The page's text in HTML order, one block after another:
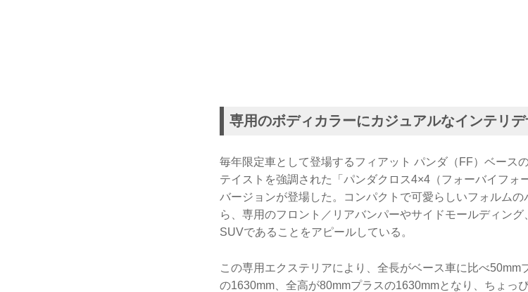
専用のボディカラーにカジュアルなインテリ
毎年限定車として登場するフィアット パンダ（FF）ベース
テイストを強調された「パンダクロス4×4（フォーバイフォ
バージョンが登場した。コンパクトで可愛らしいフォルム
ら、専用のフロント／リアバンパーやサイドモールディン
SUVであることをアピールしている。
この専用エクステリアにより、全長がベース車に比べ50mm
の1630mm、全高が80mmプラスの1630mmとなり、ちょっ